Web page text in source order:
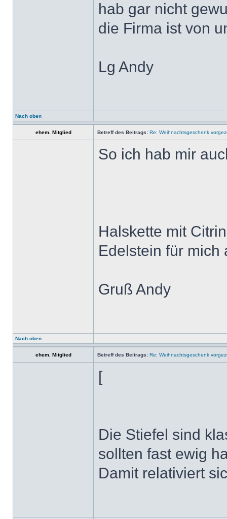
hab gar nicht
die Firma ist von
Lg Andy
Nach oben
ehem. Mitglied Betreff des Beitrags: Re: Weihnachtsgeschenk
So ich hab mir
Halskette mit
Edelstein für
Gruß Andy
Nach oben
ehem. Mitglied Betreff des Beitrags: Re: Weihnachtsgeschenk
[
Die Stiefel sind
sollten fast ewig
Damit relativiert